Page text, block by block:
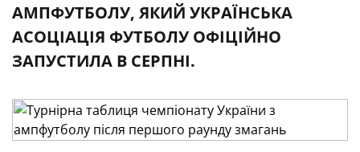
АМПФУТБОЛУ, ЯКИЙ УКРАЇНСЬКА
АСОЦІАЦІЯ ФУТБОЛУ ОФІЦІЙНО
ЗАПУСТИЛА В СЕРПНІ.